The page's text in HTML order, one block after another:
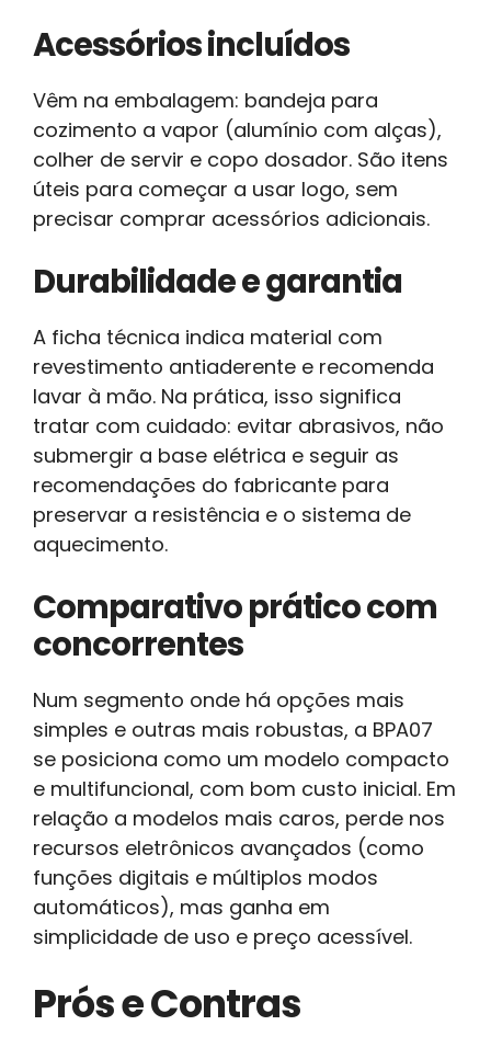
Acessórios incluídos
Vêm na embalagem: bandeja para
cozimento a vapor (alumínio com alças),
colher de servir e copo dosador. São itens
úteis para começar a usar logo, sem
precisar comprar acessórios adicionais.
Durabilidade e garantia
A ficha técnica indica material com
revestimento antiaderente e recomenda
lavar à mão. Na prática, isso significa
tratar com cuidado: evitar abrasivos, não
submergir a base elétrica e seguir as
recomendações do fabricante para
preservar a resistência e o sistema de
aquecimento.
Comparativo prático com
concorrentes
Num segmento onde há opções mais
simples e outras mais robustas, a BPA07
se posiciona como um modelo compacto
e multifuncional, com bom custo inicial. Em
relação a modelos mais caros, perde nos
recursos eletrônicos avançados (como
funções digitais e múltiplos modos
automáticos), mas ganha em
simplicidade de uso e preço acessível.
Prós e Contras